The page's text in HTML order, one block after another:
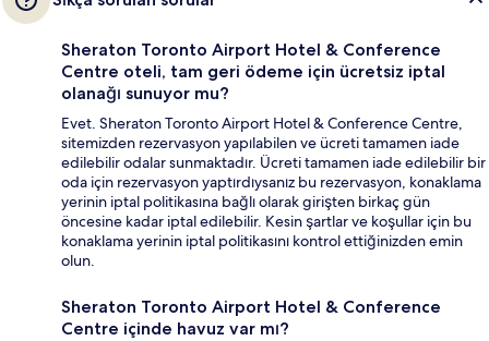
Sheraton Toronto Airport Hotel & Conference
Centre oteli, tam geri ödeme için ücretsiz iptal
olanağı sunuyor mu?
Evet. Sheraton Toronto Airport Hotel & Conference Centre,
sitemizden rezervasyon yapılabilen ve ücreti tamamen iade
edilebilir odalar sunmaktadır. Ücreti tamamen iade edilebilir bir
oda için rezervasyon yaptırdıysanız bu rezervasyon, konaklama
yerinin iptal politikasına bağlı olarak girişten birkaç gün
öncesine kadar iptal edilebilir. Kesin şartlar ve koşullar için bu
konaklama yerinin iptal politikasını kontrol ettiğinizden emin
olun.
Sheraton Toronto Airport Hotel & Conference
Centre içinde havuz var mı?